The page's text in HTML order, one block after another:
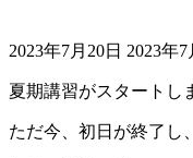
2023年7月20日 終
新
日
2023年7
夏期講習がスタートし
ただ今、初日が終了し